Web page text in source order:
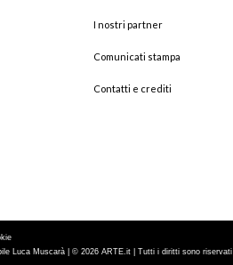
I nostri partner
Comunicati stampa
Contatti e crediti
Luca Muscarà | © 2026 ARTE.it | Tutti i diritti sono riservati